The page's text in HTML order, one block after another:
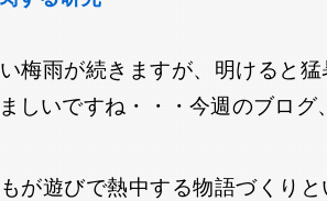
梅雨が続きますが、明けると
しいですね・・・今週のブロ
が遊びで熱中する物語づくり